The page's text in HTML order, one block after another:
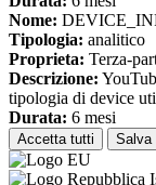
Nome:
Tipologia: analitico
Proprieta: Terza-
Descrizione:
tipologia di device
Durata: 6 mesi
Accetta tutti Salva